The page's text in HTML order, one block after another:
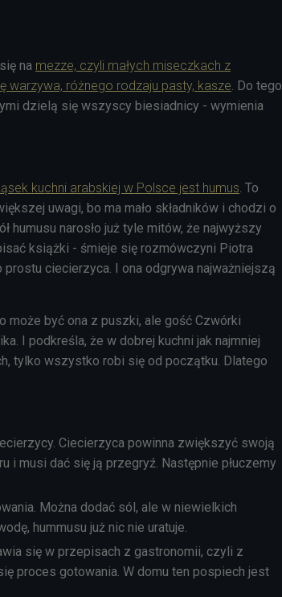
na mezze, czyli małych miseczkach z
warzywa, różnego rodzaju pasty, kasze. Do tego
dzielą się wszyscy biesiadnicy - wymienia
kuchni arabskiej w Polsce jest humus. To
uwagi, bo ma mało składników i chodzi o
humusu narosło już tyle mitów, że najwyższy
książki - śmieje się rozmówczyni Piotra
prostu ciecierzyca. I ona odgrywa najważniejszą
może być ona z puszki, ale gość Czwórki
I podkreśla, że w dobrej kuchni jak najmniej
tylko wszystko robi się od początku. Dlatego
Ciecierzyca powinna zwiększyć swoją
i musi dać się ją przegryź. Następnie płuczemy
Można dodać sól, ale w niewielkich
hummusu już nic nie uratuje.
się w przepisach z gastronomii, czyli z
proces gotowania. W domu ten pospiech jest